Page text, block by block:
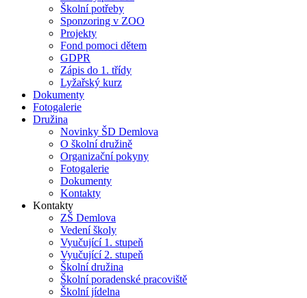
Školní potřeby
Sponzoring v ZOO
Projekty
Fond pomoci dětem
GDPR
Zápis do 1. třídy
Lyžařský kurz
Dokumenty
Fotogalerie
Družina
Novinky ŠD Demlova
O školní družině
Organizační pokyny
Fotogalerie
Dokumenty
Kontakty
Kontakty
ZŠ Demlova
Vedení školy
Vyučující 1. stupeň
Vyučující 2. stupeň
Školní družina
Školní poradenské pracoviště
Školní jídelna